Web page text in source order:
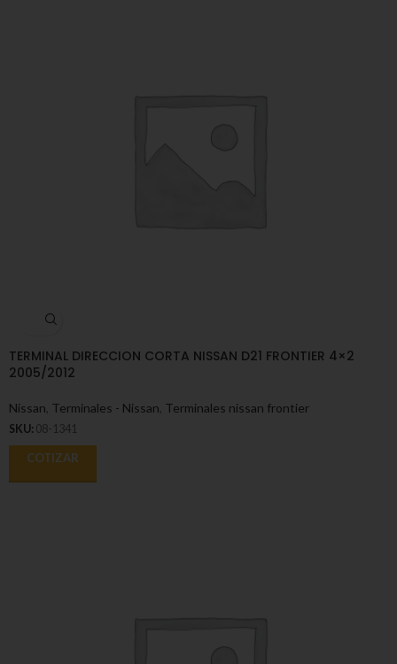
TERMINAL DIRECCION CORTA NISSAN D21 FRONTIER 4×2
2005/2012
Nissan Terminales - Nissan Terminales nissan frontier
SKU: 08-1341
COTIZAR